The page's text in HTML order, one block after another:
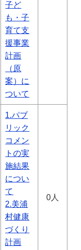
子ど
も・子
育て支
援事業
計画
（原
案）に
ついて
1.パブ
リック
コメン
トの実
施結果
につい
て
2.美浦
村健康
づくり
計画
0人